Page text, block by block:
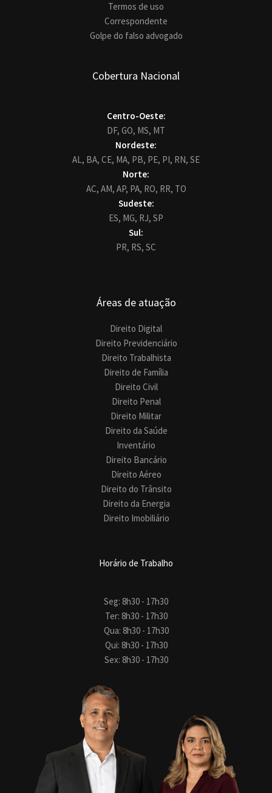
Termos de uso
Correspondente
Golpe do falso advogado
Cobertura Nacional
Centro-Oeste:
DF, GO, MS, MT
Nordeste:
AL, BA, CE, MA, PB, PE, PI, RN, SE
Norte:
AC, AM, AP, PA, RO, RR, TO
Sudeste:
ES, MG, RJ, SP
Sul:
PR, RS, SC
Áreas de atuação
Direito Digital
Direito Previdenciário
Direito Trabalhista
Direito de Família
Direito Civil
Direito Penal
Direito Militar
Direito da Saúde
Inventário
Direito Bancário
Direito Aéreo
Direito do Trânsito
Direito da Energia
Direito Imobiliário
Horário de Trabalho
Seg: 8h30 - 17h30
Ter: 8h30 - 17h30
Qua: 8h30 - 17h30
Qui: 8h30 - 17h30
Sex: 8h30 - 17h30